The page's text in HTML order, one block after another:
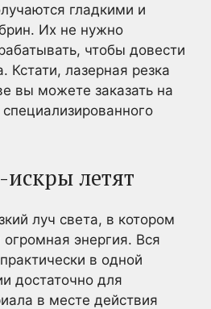
гладкими и
Их не нужно
чтобы довести
Кстати, лазерная резка
вы можете заказать на
летят
луч света, в котором
энергия. Вся
в одной
достаточно для
в месте действия